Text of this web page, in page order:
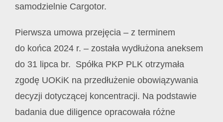
samodzielnie Cargotor.
Pierwsza umowa przejęcia – z terminem
do końca 2024 r. – została wydłużona aneksem
do 31 lipca br. Spółka PKP PLK otrzymała
zgodę UOKiK na przedłużenie obowiązywania
decyzji dotyczącej koncentracji. Na podstawie
badania due diligence opracowała różne